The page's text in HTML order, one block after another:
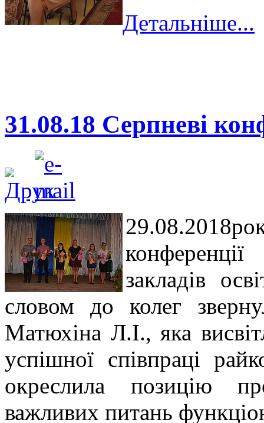
Детальніше...
31.08.18 Серпневі
закладів
словом до колег
Матюхіна Л.І., яка
успішної співпраці
окреслила позицію
важливих питань